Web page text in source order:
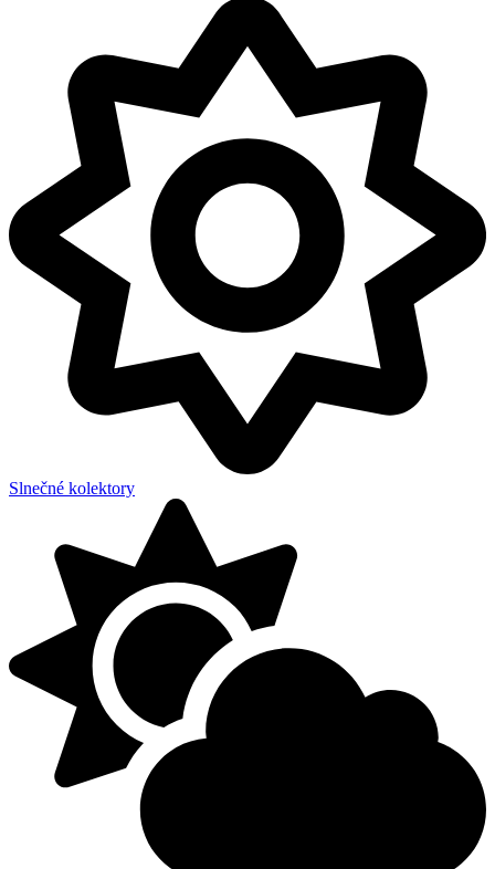
Slnečné kolektory